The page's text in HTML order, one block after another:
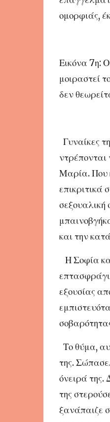
ομορφιάς,
Εικόνα 7η:
μοιραστεί
δεν
Γυναίκες
Μαρία. Που
επικριτικά
σεξουαλική
και την
Η Σοφία
εξουσίας
Το θύμα,
της.
όνειρά της.
της
ξανάπαιζε